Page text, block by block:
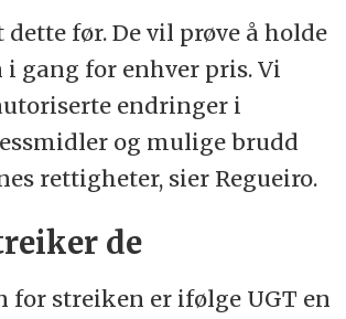
før. De vil prøve å holde
gang for enhver pris. Vi
endringer i
og mulige brudd
rettigheter, sier Regueiro.
de
for streiken er ifølge UGT en